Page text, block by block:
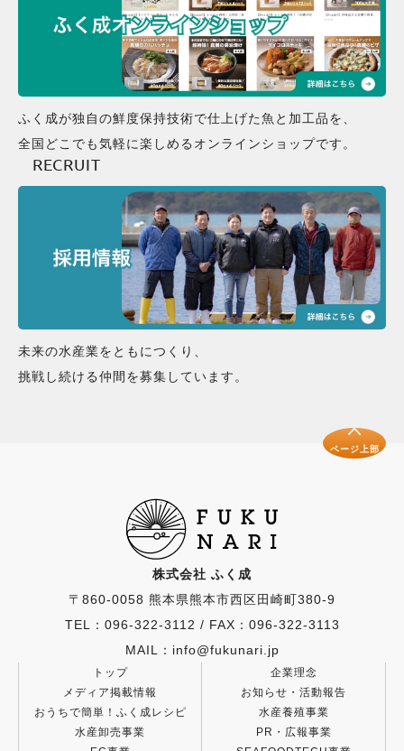
ふく成が独自の鮮度保持技術で仕上げた魚と加工品を、
全国どこでも気軽に楽しめるオンラインショップです。
RECRUIT
未来の水産業をともにつくり、
挑戦し続ける仲間を募集しています。
ページ上部
株式会社 ふく成
〒860-0058 熊本県熊本市西区田崎町380-9
TEL：096-322-3112 / FAX：096-322-3113
MAIL：info@fukunari.jp
トップ
企業理念
メディア掲載情報
お知らせ・活動報告
おうちで簡単！ふく成レシピ
水産養殖事業
水産卸売事業
PR・広報事業